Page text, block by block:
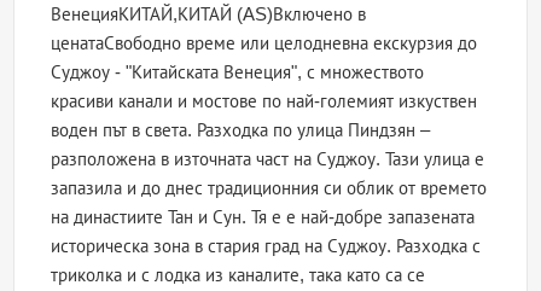
ВенецияКИТАЙ,КИТАЙ (AS)Включено в
ценатаСвободно време или целодневна екскурзия до
Суджоу - "Китайската Венеция", с множеството
красиви канали и мостове по най-големият изкуствен
воден път в света. Разходка по улица Пиндзян –
разположена в източната част на Суджоу. Тази улица е
запазила и до днес традиционния си облик от времето
на династиите Тан и Сун. Тя е е най-добре запазената
историческа зона в стария град на Суджоу. Разходка с
триколка и с лодка из каналите, така като са се